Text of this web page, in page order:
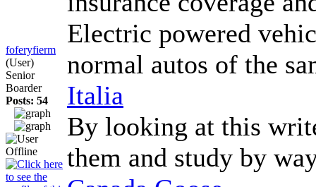
foferyfierm
(User)
Senior
Boarder
Posts: 54
Electric powered
normal autos of the
Italia
By looking at this
them and study by